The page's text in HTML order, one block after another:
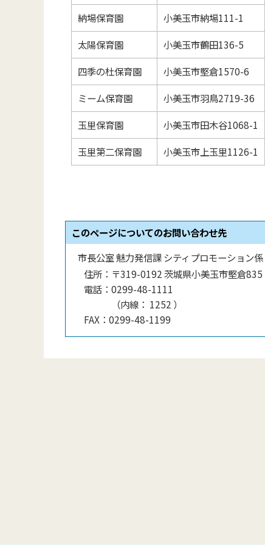
納場保育園 小美玉市納場111-1
太陽保育園
小美玉市鶴田136-5
四季の杜保育園
小美玉市堅倉1570-6
ミーム保育園
小美玉市羽鳥2719-36
玉里保育園
小美玉市田木谷1068-1
玉里第二保育園
小美玉市上玉里1126-1
このページについてのお問い合わせ先
市長公室 魅力発信課 シティプロモーション係
住所： 〒319-0192 茨城県小美玉市堅倉835
電話： 0299-48-1111
（内線 ： 1252 ）
FAX： 0299-48-1199